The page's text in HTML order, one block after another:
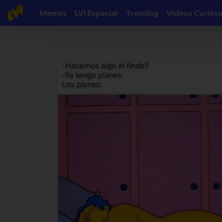
Memes LVI Especial Trending Videos